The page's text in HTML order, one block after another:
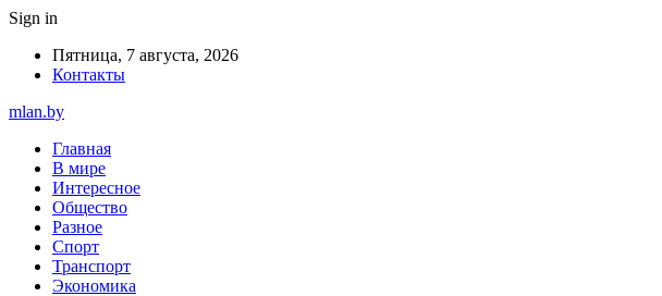
Sign in
Пятница, 7 августа, 2026
Контакты
mlan.by
Главная
В мире
Интересное
Общество
Разное
Спорт
Транспорт
Экономика